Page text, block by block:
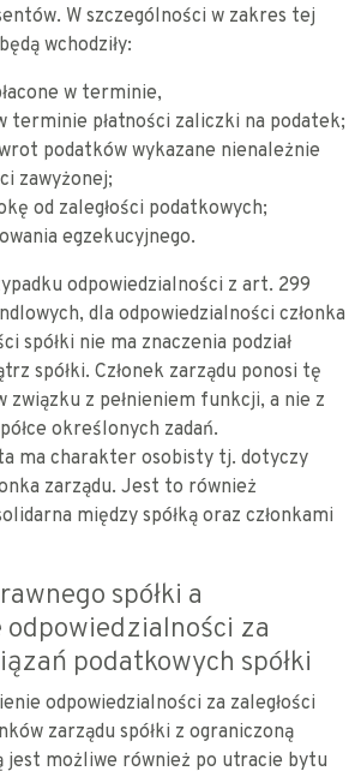
W szczególności w zakres tej
wchodziły:
w terminie,
terminie płatności zaliczki na podatek;
podatków wykazane nienależnie
zawyżonej;
od zaległości podatkowych;
egzekucyjnego.
odpowiedzialności z art. 299
dla odpowiedzialności członka
spółki nie ma znaczenia podział
spółki. Członek zarządu ponosi tę
związku z pełnieniem funkcji, a nie z
określonych zadań.
ma charakter osobisty tj. dotyczy
zarządu. Jest to również
między spółką oraz członkami
spółki a
za
podatkowych spółki
odpowiedzialności za zaległości
zarządu spółki z ograniczoną
jest możliwe również po utracie bytu